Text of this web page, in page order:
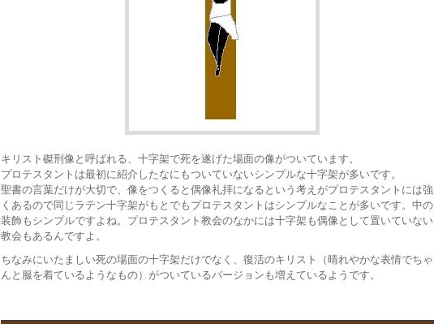
キリスト磔刑像と呼ばれる、十字架で死を遂げた場面の像がついています。
プロテスタントは最初に紹介したなにもついていないシンプルな十字架が多いです。
聖書の言葉だけが大切で、像をつくると偶像礼拝になるという考えがプロテスタントには強
くあるので同じラテン十字架がもとでもプロテスタントはシンプルなことが多いです。中の
装飾もシンプルですよね。プロテスタント教会のなかには十字架も偶像として置いていない
教会もあるんですよ。
ちなみにいたましい死の場面の十字架だけでなく、復活のキリスト（晴れやかな表情でちゃ
んと服を着ているようなもの）がついているバージョンも増えているようです。